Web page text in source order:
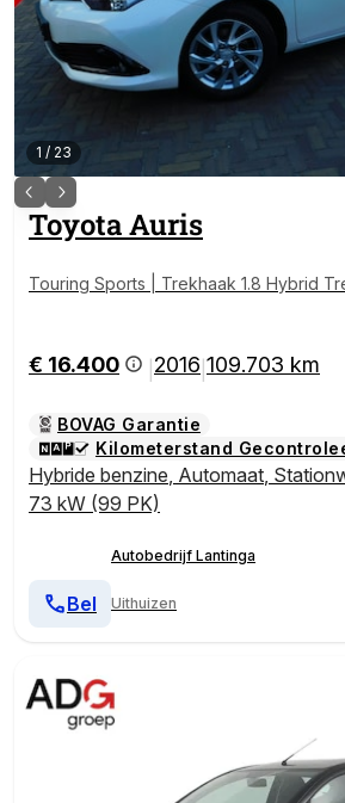
1 / 23
ToyotaAuris
Touring Sports | Trekhaak 1.8 Hybrid
€ 16.400 2016 109.703 km
BOVAG Garantie
Kilometerstand
Hybride benzine, Automaat,
73 kW (99 PK)
Autobedrijf Lantinga
Uithuizen
Bel